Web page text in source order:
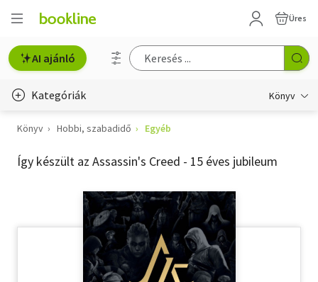
Üres
AI ajánló
Kategóriák Könyv
Életmód, egészség
Erotika
Gyermek- és ifjúsági
Hobbi, szabadidő
Könyv Hobbi, szabadidő Egyéb
Így készült az Assassin's Creed - 15 éves jubileum